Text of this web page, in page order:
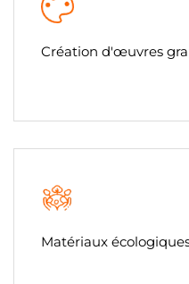
Création d'œuvres
Matériaux